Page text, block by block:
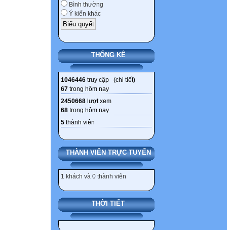
Bình thường
Ý kiến khác
THỐNG KÊ
1046446 truy cập (chi tiết)
67 trong hôm nay
2450668 lượt xem
68 trong hôm nay
5 thành viên
THÀNH VIÊN TRỰC TUYẾN
1 khách và 0 thành viên
THỜI TIẾT